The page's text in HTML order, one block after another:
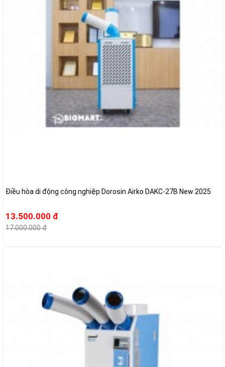
Điều hòa di động công nghiệp Dorosin Airko DAKC-27B New 2025
13.500.000 đ
17.000.000 đ